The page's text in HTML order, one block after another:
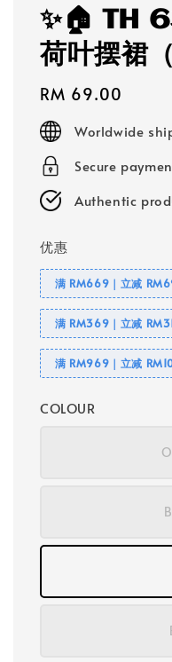
✨🏠 TH
荷叶摆裙
Regular
price
RM 69.00
Worldwide
Secure
Authentic
优惠
满 RM669｜立减
满 RM369｜立减
满 RM969｜立减
COLOUR